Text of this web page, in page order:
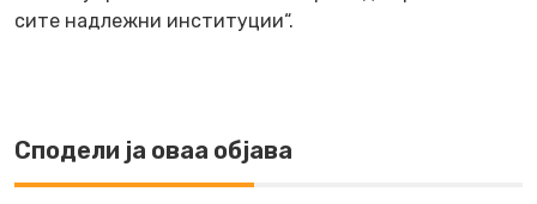
сите надлежни институции“.
Сподели ја оваа објава